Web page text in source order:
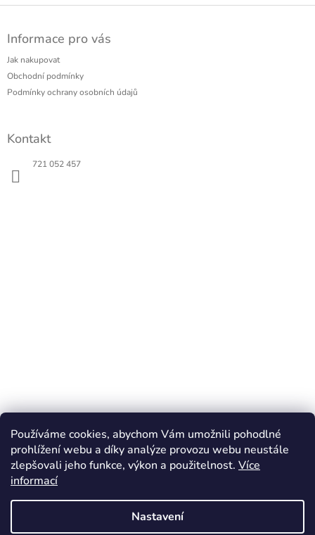
Používáme cookies, abychom Vám umožnili pohodlné
prohlížení webu a díky analýze provozu webu neustále
zlepšovali jeho funkce, výkon a použitelnost. Více
informací
Nastavení
Informace pro vás
Jak nakupovat
Obchodní podmínky
Podmínky ochrany osobních údajů
Kontakt
721 052 457
facebook instagram